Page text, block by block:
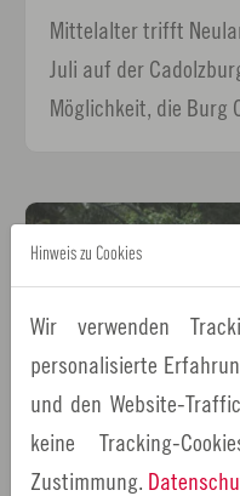
Mittelalter trifft
Juli auf der
Möglichkeit, die Burg
30.05.2017
Hinweis zu Cookies
Wir verwenden
personalisierte
und den Website-
keine Tracking-
Zustimmung.